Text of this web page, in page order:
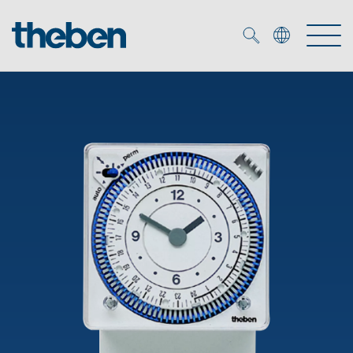
Smart Home
Detetores de presença e movimentos
Biblioteca de mídia
Seminários técnicos
Sistema de casa inteligente LUXORliving
Projetores de LED
Theben AG